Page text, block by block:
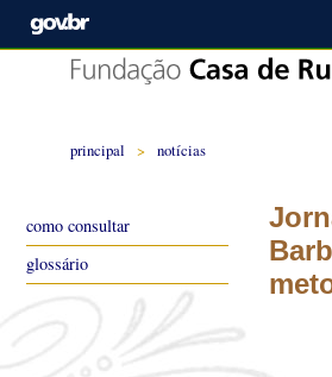
principal > notícias
como consultar
glossário